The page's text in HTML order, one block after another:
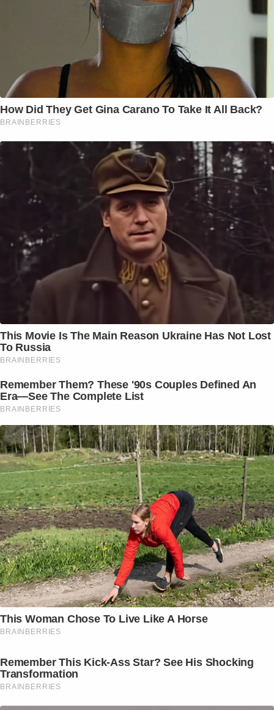
How Did They Get Gina Carano To Take It All Back?
BRAINBERRIES
This Movie Is The Main Reason Ukraine Has Not Lost
To Russia
BRAINBERRIES
Remember Them? These '90s Couples Defined An
Era—See The Complete List
BRAINBERRIES
This Woman Chose To Live Like A Horse
BRAINBERRIES
Remember This Kick-Ass Star? See His Shocking
Transformation
BRAINBERRIES